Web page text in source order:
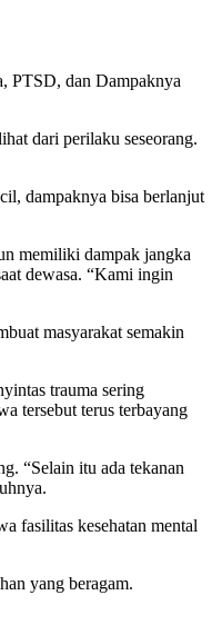
PTSD, dan Dampaknya
dari perilaku seseorang.
dampaknya bisa berlanjut
memiliki dampak jangka
dewasa. “Kami ingin
masyarakat semakin
trauma sering
tersebut terus terbayang
“Selain itu ada tekanan
fasilitas kesehatan mental
yang beragam.